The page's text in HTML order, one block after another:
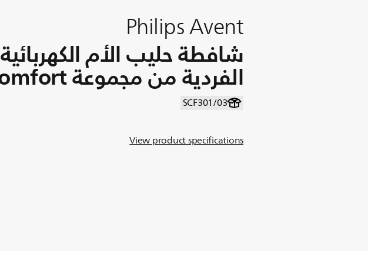
Philips Avent
شافطة حليب الأم الكهربائية
الفردية من مجموعة Comfort
SCF301/03
View product specifications